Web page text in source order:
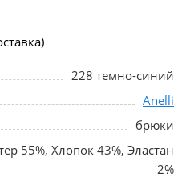
228 темно-синий
Anelli
брюки
55%, Хлопок 43%, Эластан
2%